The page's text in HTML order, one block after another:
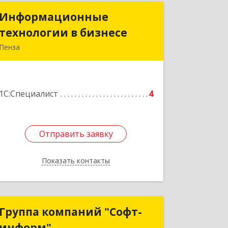
Информационные
технологии в бизнесе
Пенза
1С:Специалист 4
Отправить заявку
Показать контакты
Информационные
технологии в бизнесе
Подробнее
Отправить заявку
Назад
Группа компаний "Софт-
Группа компаний "Софт-